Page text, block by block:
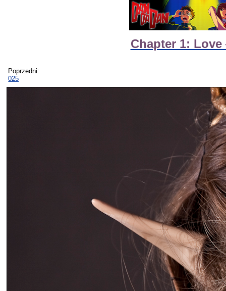
Chapter 1:
Poprzedni:
025